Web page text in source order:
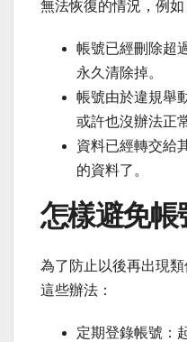
無法恢復的情況，例如
帳號已經刪除超
永久清除掉。
帳號由於違規舉
或許也沒辦法正
資料已經轉交給
的資料了。
怎樣避免帳
為了防止以後再出現
這些辦法：
定期登錄帳號：